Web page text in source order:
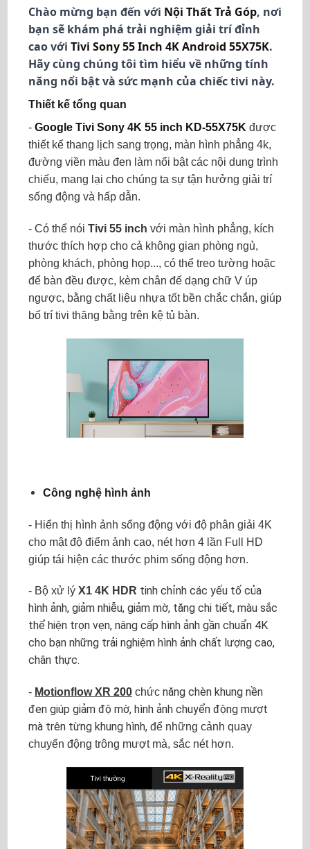
Chào mừng bạn đến với Nội Thất Trả Góp, nơi
bạn sẽ khám phá trải nghiệm giải trí đỉnh
cao với Tivi Sony 55 Inch 4K Android 55X75K.
Hãy cùng chúng tôi tìm hiểu về những tính
năng nổi bật và sức mạnh của chiếc tivi này.
Thiết kế tổng quan
- Google Tivi Sony 4K 55 inch KD-55X75K được
thiết kế thang lịch sang trọng, màn hình phẳng 4k,
đường viền màu đen làm nổi bật các nội dung trình
chiếu, mang lại cho chúng ta sự tận hưởng giải trí
sống động và hấp dẫn.
- Có thể nói Tivi 55 inch với màn hình phẳng, kích
thước thích hợp cho cả không gian phòng ngủ,
phòng khách, phòng họp..., có thể treo tường hoặc
để bàn đều được, kèm chân đế dạng chữ V úp
ngược, bằng chất liệu nhựa tốt bền chắc chắn, giúp
bố trí tivi thăng bằng trên kệ tủ bàn.
Công nghệ hình ảnh
- Hiển thị hình ảnh sổng động với độ phân giải 4K
cho mật độ điểm ảnh cao, nét hơn 4 lần Full HD
giúp tái hiện các thước phim sống động hơn.
- Bộ xử lý X1 4K HDR tinh chỉnh các yếu tố của
hình ảnh, giảm nhiễu, giảm mờ, tăng chi tiết, màu sắc
thể hiện trọn vẹn, nâng cấp hình ảnh gần chuẩn 4K
cho bạn những trải nghiệm hình ảnh chất lượng cao,
chân thực.
- Motionflow XR 200 chức năng chèn khung nền
đen giúp giảm độ mờ, hình ảnh chuyển động mượt
mà trên từng khung hình, để những cảnh quay
chuyển động trông mượt mà, sắc nét hơn.